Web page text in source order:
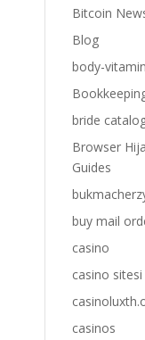
Bitcoin
Blog
body-
bride
Browser
Guides
buy mail
casino
casino sitesi
casinos